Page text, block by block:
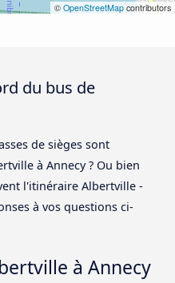
© OpenStreetMap contributors
du bus de
de sièges sont
à Annecy ? Ou bien
l'itinéraire Albertville -
à vos questions ci-
à Annecy